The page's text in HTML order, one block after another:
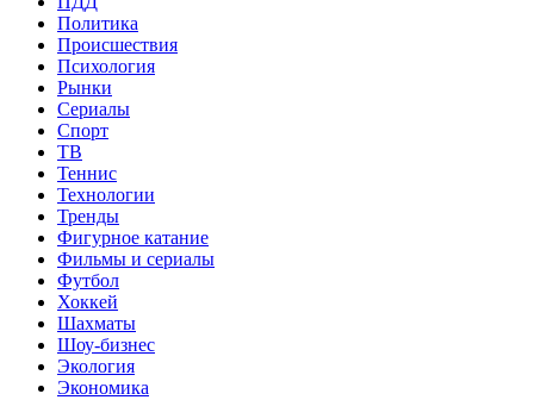
Политика
Происшествия
Психология
Рынки
Сериалы
Спорт
ТВ
Теннис
Технологии
Тренды
Фигурное катание
Фильмы и сериалы
Футбол
Хоккей
Шахматы
Шоу-бизнес
Экология
Экономика